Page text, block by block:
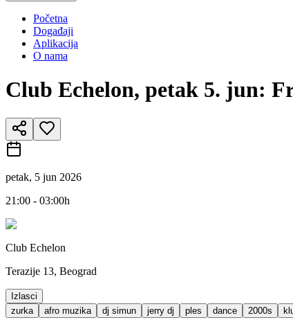
Početna
Događaji
Aplikacija
O nama
Club Echelon, petak 5. jun:
petak, 5 jun 2026
21:00 - 03:00h
Club Echelon
Terazije 13, Beograd
Izlasci
zurka
afro muzika dj simun jerry dj ples dance 2000s